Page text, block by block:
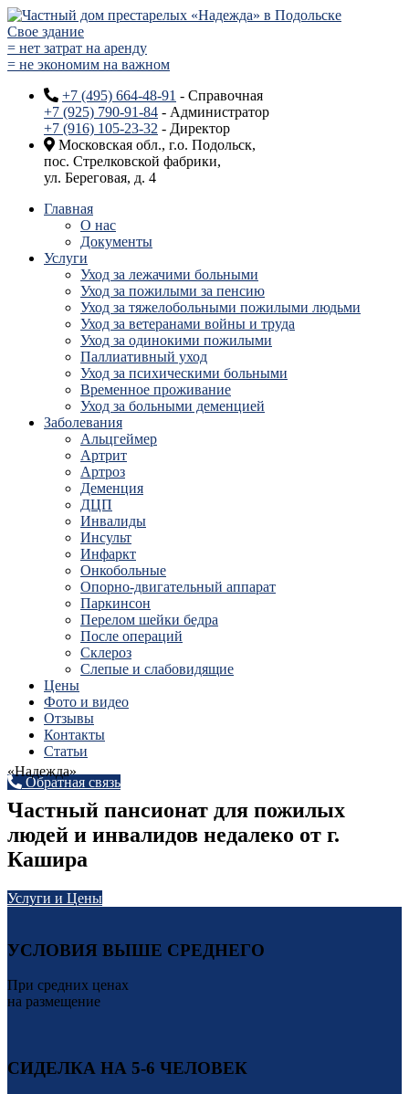
Свое здание
= нет затрат на аренду
= не экономим на важном
+7 (495) 664-48-91 - Справочная
+7 (925) 790-91-84 - Администратор
+7 (916) 105-23-32 - Директор
Московская обл., г.о. Подольск,
пос. Стрелковской фабрики,
ул. Береговая, д. 4
Главная
О нас
Документы
Услуги
Уход за лежачими больными
Уход за пожилыми за пенсию
Уход за тяжелобольными пожилыми людьми
Уход за ветеранами войны и труда
Уход за одинокими пожилыми
Паллиативный уход
Уход за психическими больными
Временное проживание
Уход за больными деменцией
Заболевания
Альцгеймер
Артрит
Артроз
Деменция
ДЦП
Инвалиды
Инсульт
Инфаркт
Онкобольные
Опорно-двигательный аппарат
Паркинсон
Перелом шейки бедра
После операций
Склероз
Слепые и слабовидящие
Цены
Фото и видео
Отзывы
Контакты
Статьи
Обратная связь
«Надежда»
Частный пансионат для пожилых
людей и инвалидов недалеко от г.
Кашира
Услуги и Цены
УСЛОВИЯ ВЫШЕ СРЕДНЕГО
При средних ценах
на размещение
СИДЕЛКА НА 5-6 ЧЕЛОВЕК